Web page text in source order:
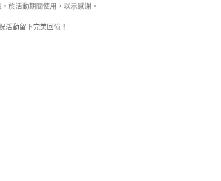
於活動期間使用，以示感謝。
活動留下完美回憶！